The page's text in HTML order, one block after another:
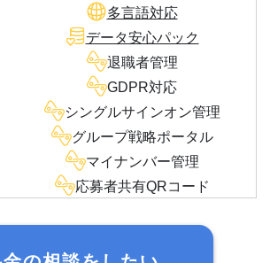
多言語対応
データ安心パック
退職者管理
GDPR対応
シングルサインオン管理
グループ戦略ポータル
マイナンバー管理
応募者共有QRコード